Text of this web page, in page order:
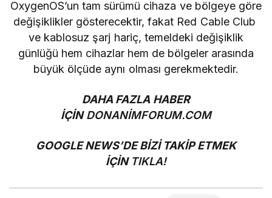
OxygenOS’un tam sürümü cihaza ve bölgeye göre
değişiklikler gösterecektir, fakat Red Cable Club
ve kablosuz şarj hariç, temeldeki değişiklik
günlüğü hem cihazlar hem de bölgeler arasında
büyük ölçüde aynı olması gerekmektedir.
DAHA FAZLA HABER
İÇİNDONANİMFORUM.COM
GOOGLE NEWS’DE BİZİ TAKİP ETMEK
İÇİN TIKLA!